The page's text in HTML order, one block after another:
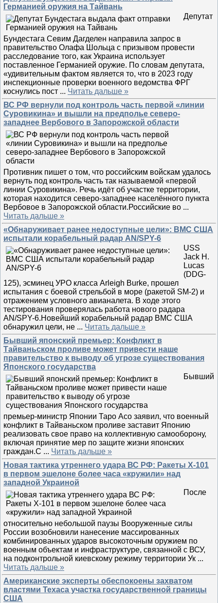
Германией оружия на Тайвань
Депутат
Бундестага Севим Дагделен направила запрос в
правительство Олафа Шольца с призывом провести
расследование того, как Украина использует
поставленное Германией оружие. По словам депутата,
«удивительным фактом является то, что в 2023 году
инспекционные проверки военного ведомства ФРГ
коснулись пост ... Читать дальше »
ВС РФ вернули под контроль часть первой «линии
Суровикина» и вышли на предполье северо-
западнее Вербового в Запорожской области
Противник пишет о том, что российским войскам удалось
вернуть под контроль часть так называемой «первой
линии Суровикина». Речь идёт об участке территории,
которая находится северо-западнее населённого пункта
Вербовое в Запорожской области.Российские во ...
Читать дальше »
«Обнаруживает ранее недоступные цели»: ВМС США
испытали корабельный радар AN/SPY-6
USS
Jack H.
Lucas
(DDG-
125), эсминец УРО класса Arleigh Burke, прошел
испытания с боевой стрельбой в море (ракетой SM-2) и
отражением условного авианалета. В ходе этого
тестирования проверялась работа нового радара
AN/SPY-6.Новейший корабельный радар ВМС США
обнаружил цели, не ... Читать дальше »
Бывший японский премьер: Конфликт в
Тайваньском проливе может привести наше
правительство к выводу об угрозе существования
Японского государства
Бывший
премьер-министр Японии Таро Асо заявил, что военный
конфликт в Тайваньском проливе заставит Японию
реализовать свое право на коллективную самооборону,
включая принятие мер по защите жизни японских
граждан.С ... Читать дальше »
Новая тактика утреннего удара ВС РФ: Ракеты Х-101
в первом эшелоне более часа «кружили» над
западной Украиной
После
относительно небольшой паузы Вооруженные силы
России возобновили нанесение массированных
комбинированных ударов высокоточным оружием по
военным объектам и инфраструктуре, связанной с ВСУ,
на подконтрольной киевскому режиму территории Ук ...
Читать дальше »
Американские эксперты обеспокоены захватом
властями Техаса участка государственной границы
США